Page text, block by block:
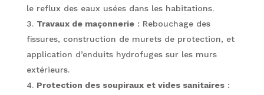
le reflux des eaux usées dans les habitations.
Travaux de maçonnerie: Rebouchage des
fissures, construction de murets de protection, et
application d’enduits hydrofuges sur les murs
extérieurs.
Protection des soupiraux et vides sanitaires: